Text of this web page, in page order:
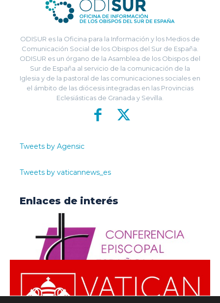
ODISUR es la Oficina para la Información y los Medios de
Comunicación Social de los Obispos del Sur de España.
ODISUR es un órgano de la Asamblea de los Obispos del
Sur de España al servicio de la comunicación de la
Iglesia y de la pastoral de las comunicaciones sociales en
el ámbito de las diócesis integradas en las Provincias
Eclesiásticas de Granada y Sevilla.
Tweets by Agensic
Tweets by vaticannews_es
Enlaces de interés